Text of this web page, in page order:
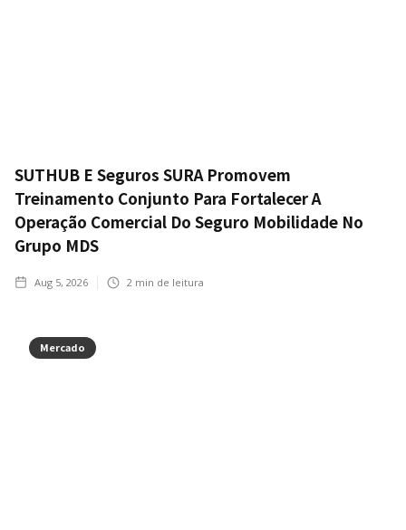
SUTHUB E Seguros SURA Promovem
Treinamento Conjunto Para Fortalecer A
Operação Comercial Do Seguro Mobilidade No
Grupo MDS
Aug 5, 2026 2 min de leitura
Mercado